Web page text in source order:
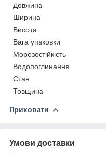
Довжина
Ширина
Висота
Вага упаковки
Морозостійкість
Водопоглинання
Стан
Товщина
Приховати
Умови доставки